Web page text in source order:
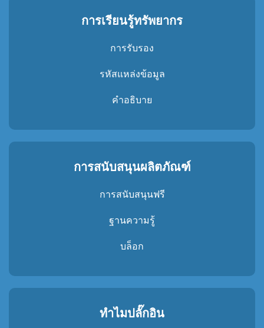
การเรียนรู้ทรัพยากร
การรับรอง
รหัสแหล่งข้อมูล
คําอธิบาย
การสนับสนุนผลิตภัณฑ์
การสนับสนุนฟรี
ฐานความรู้
บล็อก
ทําไมปลั๊กอิน